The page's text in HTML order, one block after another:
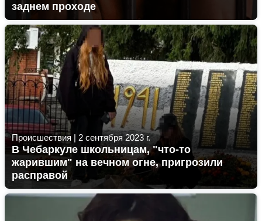
заднем проходе
Происшествия | 2 сентября 2023 г.
В Чебаркуле школьницам, "что-то
жарившим" на вечном огне, пригрозили
расправой